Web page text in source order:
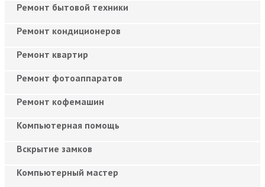
Ремонт бытовой техники
Ремонт кондиционеров
Ремонт квартир
Ремонт фотоаппаратов
Ремонт кофемашин
Компьютерная помощь
Вскрытие замков
Компьютерный мастер